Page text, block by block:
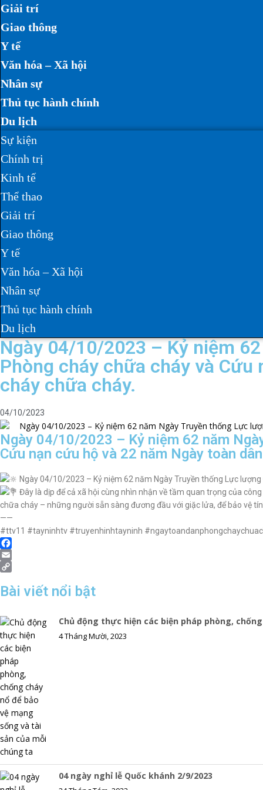
Giải trí
Giao thông
Y tế
Văn hóa – Xã hội
Nhân sự
Thủ tục hành chính
Du lịch
Sự kiện
Chính trị
Kinh tế
Thể thao
Giải trí
Giao thông
Y tế
Văn hóa – Xã hội
Nhân sự
Thủ tục hành chính
Du lịch
Ngày 04/10/2023 – Kỷ niệm
Phòng cháy chữa cháy và
cháy chữa cháy.
04/10/2023
Ngày 04/10/2023 – Kỷ niệm 62 năm
Cứu nạn cứu hộ và 22 năm Ngày toàn
Ngày 04/10/2023 – Kỷ niệm 62 năm Ngày Truyền thống Lực
Đây là dịp để cả xã hội cùng nhìn nhận về tầm quan trọng của
chữa cháy – những người sẵn sàng đương đầu với giặc lửa, để bảo vệ
——
#ttv11 #tayninhtv #truyenhinhtayninh
F
a
e
o
o
k
E
a
l
o
y
L
i
n
k
Bài viết nổi bật
Chủ động thực hiện các biện pháp phòng,
4 Tháng Mười, 2023
04 ngày nghỉ lễ Quốc khánh 2/9/2023